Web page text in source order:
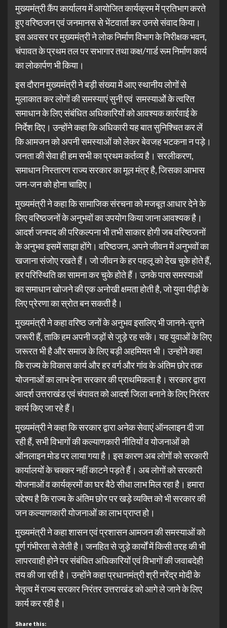
मुख्यमंत्री कैंप कार्यालय में आयोजित कार्यक्रम में प्रतिभाग करते
हुए वरिष्ठजन एवं जनमानस से भेंटवार्ता कर उनसे संवाद किया।
इस अवसर पर मुख्यमंत्री ने लोक निर्माण विभाग के निरीक्षक भवन,
चंपावत के प्रथम तल पर सभागार तथा कक्ष/गार्ड रूम निर्माण कार्य
का लोकार्पण भी किया।
इस दौरान मुख्यमंत्री ने बड़ी संख्या में आए स्थानीय लोगों से
मुलाकात कर लोगों की समस्याएं सुनी एवं समस्याओें के त्वरित
समाधान के लिए संबंधित अधिकारियों को आवश्यक कार्रवाई के
निर्देश दिए। उन्होंने कहा कि अधिकारी यह बात सुनिश्चित कर लें
कि आमजन को अपनी समस्याओं को लेकर बेवजह भटकना न पड़े।
जनता की सेवा ही हम सभी का प्रथम कर्तव्य है। सरलीकरण,
समाधान निस्तारण राज्य सरकार का मूल मंत्र है, जिसका आभास
जन-जन को होना चाहिए।
मुख्यमंत्री ने कहा कि सामाजिक संरचना को मजबूत आधार देने के
लिए वरिष्ठजनों के अनुभवों का उपयोग किया जाना आवश्यक है।
आदर्श जनपद की परिकल्पना भी तभी साकार होगी जब वरिष्ठजनों
के अनुभव इसमें साझा होंगे। वरिष्ठजन, अपने जीवन में अनुभवों का
खजाना संजोए रखते हैं। जो जीवन के हर पहलू को देख चुके होते हैं,
हर परिस्थिति का सामना कर चुके होते हैं। उनके पास समस्याओं
का समाधान खोजने की एक अनोखी क्षमता होती है, जो युवा पीढ़ी के
लिए प्रेरणा का स्रोत बन सकती है।
मुख्यमंत्री ने कहा वरिष्ठ जनों के अनुभव इसलिए भी जानने-सुनने
जरूरी हैं, ताकि हम अपनी जड़ों से जुड़े रह सकें। यह युवाओं के लिए
जरूरत भी है और समाज के लिए बड़ी अहमियत भी। उन्होंने कहा
कि राज्य के विकास कार्य और हर वर्ग और गांव के अंतिम छोर तक
योजनाओं का लाभ देना सरकार की प्राथमिकता है। सरकार द्वारा
आदर्श उत्तराखंड एवं चंपावत को आदर्श जिला बनाने के लिए निरंतर
कार्य किए जा रहे हैं।
मुख्यमंत्री ने कहा कि सरकार द्वारा अनेक सेवाएं ऑनलाइन दी जा
रही हैं, सभी विभागों की कल्याणकारी नीतियों व योजनाओं को
ऑनलाइन मोड पर लाया गया है। इस कारण अब लोगों को सरकारी
कार्यालयों के चक्कर नहीं काटने पड़ते हैं। अब लोगों को सरकारी
योजनाओं व कार्यक्रमों का घर बैठे सीधा लाभ मिल रहा है। हमारा
उद्देश्य है कि राज्य के अंतिम छोर पर खड़े व्यक्ति को भी सरकार की
जन कल्याणकारी योजनाओं का लाभ प्राप्त हो।
मुख्यमंत्री ने कहा शासन एवं प्रशासन आमजन की समस्याओं को
पूर्ण गंभीरता से लेती है। जनहित से जुड़े कार्यों में किसी तरह की भी
लापरवाही होने पर संबंधित अधिकारियों एवं विभागों की जवाबदेही
तय की जा रही है। उन्होंने कहा प्रधानमंत्री श्री नरेंद्र मोदी के
नेतृत्व में राज्य सरकार निरंतर उत्तराखंड को आगे ले जाने के लिए
कार्य कर रही है।
Share this: